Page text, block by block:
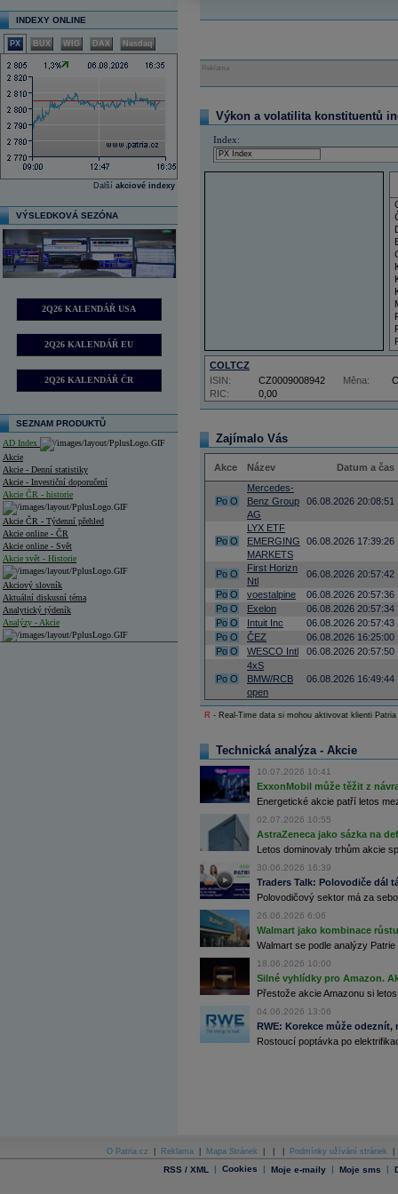
INDEXY ONLINE
PX BUX WIG DAX Nasdaq
Další akciové indexy
VÝSLEDKOVÁ SEZÓNA
2Q26 KALENDÁŘ USA
2Q26 KALENDÁŘ EU
2Q26 KALENDÁŘ ČR
SEZNAM PRODUKTŮ
AD Index
Akcie
Akcie - Denní statistiky
Akcie - Investiční doporučení
Akcie ČR - historie
Akcie ČR - Týdenní přehled
Akcie online - ČR
Akcie online - Svět
Akcie svět - Historie
Akciový slovník
Aktuální diskusní téma
Analytický týdeník
Analýzy - Akcie
Databanka - Ceny
Reklama
Výkon a volatilita konstituentů
Index:
COLTCZ
RIC: 0,00
ISIN: CZ0009008942 Měna:
Zajímalo Vás
Akce Název Datum a čas
Po O
Mercedes-
Benz Group
AG
06.08.2026 20:08:51
Po O
LYX ETF
EMERGING
MARKETS
06.08.2026 17:39:26
Po O
First Horizn
Ntl
06.08.2026 20:57:42
Po O voestalpine
06.08.2026 20:57:36
Po O Exelon
06.08.2026 20:57:34
Po O Intuit Inc
06.08.2026 20:57:43
Po O ČEZ
06.08.2026 16:25:00
Po O WESCO Intl 06.08.2026 20:57:50
Po O
4xS
BMW/RCB
open
06.08.2026 16:49:44
R - Real-Time data si mohou aktivovat klienti
Technická analýza - Akcie
10.07.2026 10:41
ExxonMobil může těžit z
Energetické akcie patří letos
02.07.2026 10:55
AstraZeneca jako sázka na
Letos dominovaly trhům akcie
30.06.2026 16:39
Traders Talk: Polovodiče dál
Polovodičový sektor má za
26.06.2026 6:06
Walmart jako kombinace
Walmart se podle analýzy
18.06.2026 10:00
Silné vyhlídky pro Amazon.
Přestože akcie Amazonu si
04.06.2026 13:06
RWE: Korekce může
Rostoucí poptávka po
O Patria.cz Reklama Mapa Stránek Podmínky užívání stránek
RSS / XML | Cookies | Moje e-maily | Moje sms |